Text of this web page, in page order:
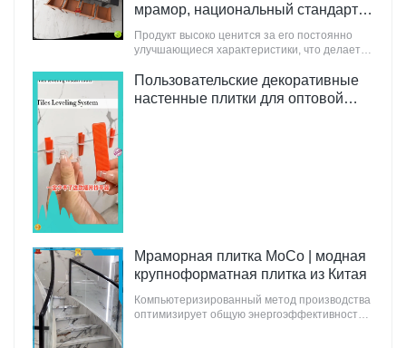
мрамор, национальный стандарт |
Мраморная плитка MoCo
Продукт высоко ценится за его постоянно
улучшающиеся характеристики, что делает
инновационных и ориентированных на
будущее зданий.
Пользовательские декоративные
настенные плитки для оптовой
Мраморная плитка MoCo | модная
крупноформатная плитка из Китая
Компьютеризированный метод производства
оптимизирует общую энергоэффективность